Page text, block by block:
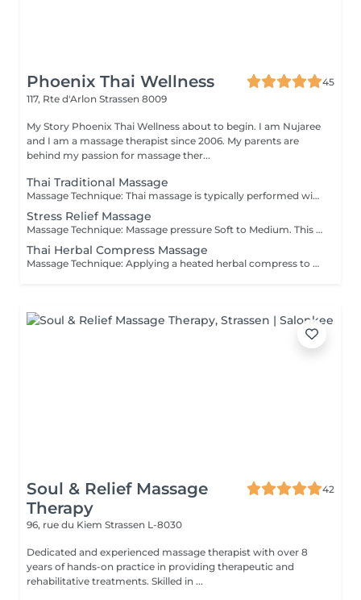
Phoenix Thai Wellness
45
117, Rte d'Arlon Strassen 8009
My Story Phoenix Thai Wellness about to begin. I am Nujaree
and I am a massage therapist since 2006. My parents are
behind my passion for massage ther...
Thai Traditional Massage
Massage Technique: Thai massage is typically performed with the recipient fully clothed in loose, comfortable clothing, and without the use of oils or lotions. This ancient practice combines gentle point-pressure techniques, deep tissue methods, and yoga-like stretching. It is designed to promote relaxation, enhance flexibility, and relieve tension throughout the body. Each session is tailored to meet the individual's specific needs, ensuring a personalized experience that addresses both physical and everyday emotional stressors.
Stress Relief Massage
Massage Technique: Massage pressure Soft to Medium. This massage is celebrated for its gentle, rhythmic strokes that soothe the nervous system, making it the perfect choice for beginners exploring stress relief options and looking to ease mild muscle tension.
Thai Herbal Compress Massage
Massage Technique: Applying a heated herbal compress to the body to soothe and ease muscle tension. A Thai massage with a hot herbal compress promotes emotional well-being while relaxing tight muscles and stiffness. Adhering to traditional methods, a muslin cloth packed with aromatic spices and herbs is gently steamed to deliver its deeply comforting and nourishing properties.
Soul & Relief Massage
Therapy
42
96, rue du Kiem Strassen L-8030
Dedicated and experienced massage therapist with over 8
years of hands-on practice in providing therapeutic and
rehabilitative treatments. Skilled in ...